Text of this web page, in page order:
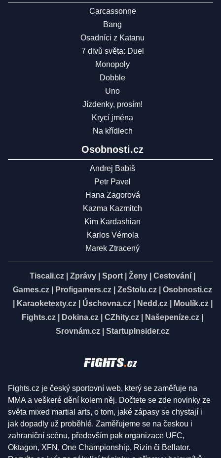
Carcassonne
Bang
Osadníci z Katanu
7 divů světa: Duel
Monopoly
Dobble
Uno
Jízdenky, prosím!
Krycí jména
Na křídlech
Osobnosti.cz
Andrej Babiš
Petr Pavel
Hana Zagorová
Kazma Kazmitch
Kim Kardashian
Karlos Vémola
Marek Ztracený
Tiscali.cz Zprávy Sport Ženy Cestování
Games.cz
Profigamers.cz ZeStolu.cz
Osobnosti.cz
Karaoketexty.cz| Úschovna.cz| Nedd.cz| Moulík.cz|
Fights.cz
Dokina.cz CZhity.cz Našepeníze.cz
Srovnám.cz
StartupInsider.cz
Fights.cz je český sportovní web, který se zaměřuje na
MMA a veškeré dění kolem něj. Dočtete se zde novinky ze
světa mixed martial arts, o tom, jaké zápasy se chystají i
jak dopadly už proběhlé. Zaměřujeme se na českou i
zahraniční scénu, především pak organizace UFC,
Oktagon, XFN, One Championship, Rizin či Bellator.